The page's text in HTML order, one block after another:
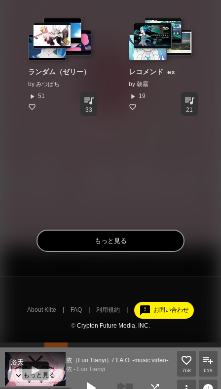
ランダム（ゼリー）
by みつばち
play_arrow 51 queue_music
33
レコメンド_ex
by 朝霧
play_arrow 19 queue_music
21
もっと見る
About Kiite FAQ 利用規約 feedback お問い合わせ
© Crypton Future Media, INC.
洛天依（Luo Tianyi）/ T.A.O. -music video-
洛天依 - Luo Tianyi
768 619